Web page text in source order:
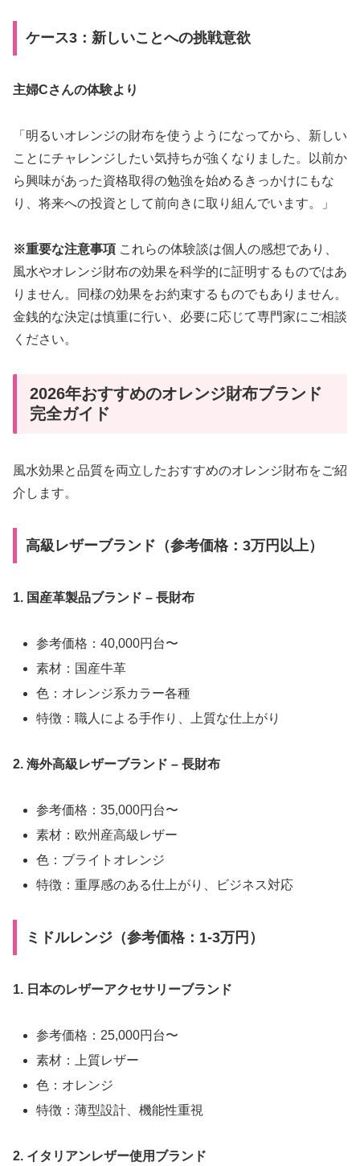
ケース3：新しいことへの挑戦意欲
主婦Cさんの体験より
「明るいオレンジの財布を使うようになってから、新しい
ことにチャレンジしたい気持ちが強くなりました。以前か
ら興味があった資格取得の勉強を始めるきっかけにもな
り、将来への投資として前向きに取り組んでいます。」
※重要な注意事項 これらの体験談は個人の感想であり、
風水やオレンジ財布の効果を科学的に証明するものではあ
りません。同様の効果をお約束するものでもありません。
金銭的な決定は慎重に行い、必要に応じて専門家にご相談
ください。
2026年おすすめのオレンジ財布ブランド
完全ガイド
風水効果と品質を両立したおすすめのオレンジ財布をご紹
介します。
高級レザーブランド（参考価格：3万円以上）
1. 国産革製品ブランド – 長財布
参考価格：40,000円台〜
素材：国産牛革
色：オレンジ系カラー各種
特徴：職人による手作り、上質な仕上がり
2. 海外高級レザーブランド – 長財布
参考価格：35,000円台〜
素材：欧州産高級レザー
色：ブライトオレンジ
特徴：重厚感のある仕上がり、ビジネス対応
ミドルレンジ（参考価格：1-3万円）
1. 日本のレザーアクセサリーブランド
参考価格：25,000円台〜
素材：上質レザー
色：オレンジ
特徴：薄型設計、機能性重視
2. イタリアンレザー使用ブランド